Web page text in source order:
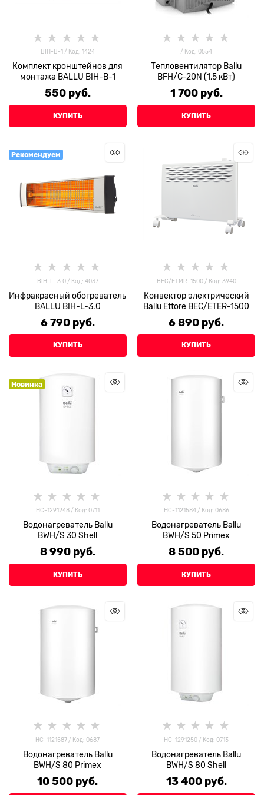
BIH-B-1 / Код: 1424
Комплект кронштейнов для
монтажа BALLU BIH-B-1
550 руб.
КУПИТЬ
/ Код: 0554
Тепловентилятор Ballu
BFH/C-20N (1,5 кВт)
1 700 руб.
КУПИТЬ
Рекомендуем
BIH-L- 3.0 / Код: 4037
Инфракрасный обогреватель
BALLU BIH-L-3.0
6 790 руб.
КУПИТЬ
BEC/ETMR-1500 / Код: 3940
Конвектор электрический
Ballu Ettore BEC/ETЕR-1500
6 890 руб.
КУПИТЬ
Новинка
НС-1291248 / Код: 0711
Водонагреватель Ballu
BWH/S 30 Shell
8 990 руб.
КУПИТЬ
HC-1121584 / Код: 0686
Водонагреватель Ballu
BWH/S 50 Primex
8 500 руб.
КУПИТЬ
HC-1121587 / Код: 0687
Водонагреватель Ballu
BWH/S 80 Primex
10 500 руб.
НС-1291250 / Код: 0713
Водонагреватель Ballu
BWH/S 80 Shell
13 400 руб.